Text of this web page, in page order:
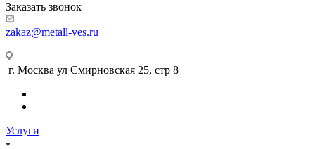
Заказать звонок
zakaz@metall-ves.ru
г. Москва ул Смирновская 25, стр 8
Услуги